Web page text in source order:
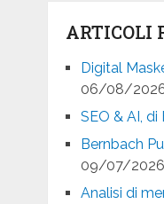
ARTICOLI
Digital
06/08/
SEO & AI, di
Bernbach
09/07/2026
Analisi di